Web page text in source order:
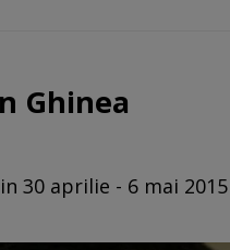
Ghinea
30 aprilie - 6 mai 2015